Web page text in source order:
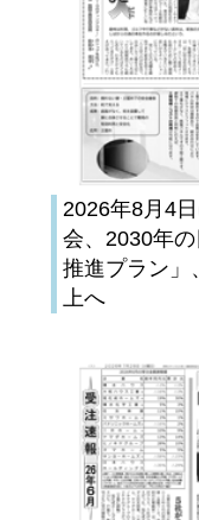
2026年8月4
会、2030年
推進プラン」
上へ